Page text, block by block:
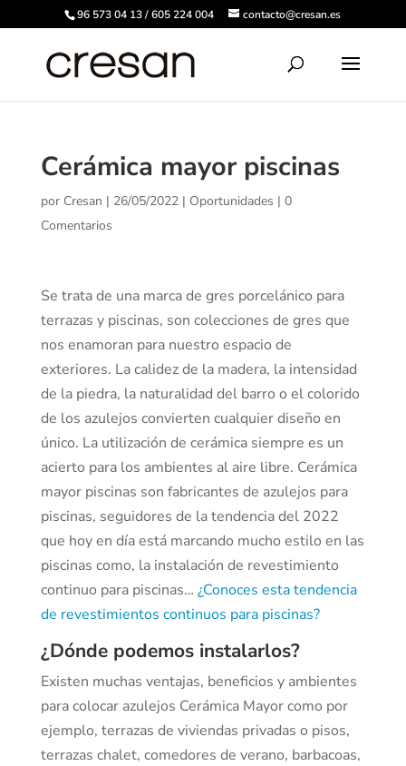
96 573 04 13 / 605 224 004 contacto@cresan.es
Cerámica mayor piscinas
por Cresan | 26/05/2022| Oportunidades | 0
Comentarios
Se trata de una marca de gres porcelánico para
terrazas y piscinas, son colecciones de gres que
nos enamoran para nuestro espacio de
exteriores. La calidez de la madera, la intensidad
de la piedra, la naturalidad del barro o el colorido
de los azulejos convierten cualquier diseño en
único. La utilización de cerámica siempre es un
acierto para los ambientes al aire libre. Cerámica
mayor piscinas son fabricantes de azulejos para
piscinas, seguidores de la tendencia del 2022
que hoy en día está marcando mucho estilo en las
piscinas como, la instalación de revestimiento
continuo para piscinas… ¿Conoces esta tendencia
de revestimientos continuos para piscinas?
¿Dónde podemos instalarlos?
Existen muchas ventajas, beneficios y ambientes
para colocar azulejos Cerámica Mayor como por
ejemplo, terrazas de viviendas privadas o pisos,
terrazas chalet, comedores de verano, barbacoas,